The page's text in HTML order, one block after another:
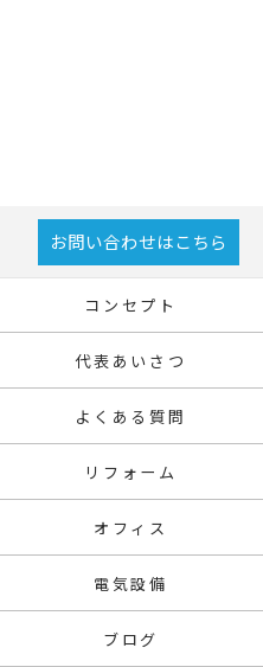
お問い合わせはこちら
コンセプト
代表あいさつ
よくある質問
リフォーム
オフィス
電気設備
ブログ